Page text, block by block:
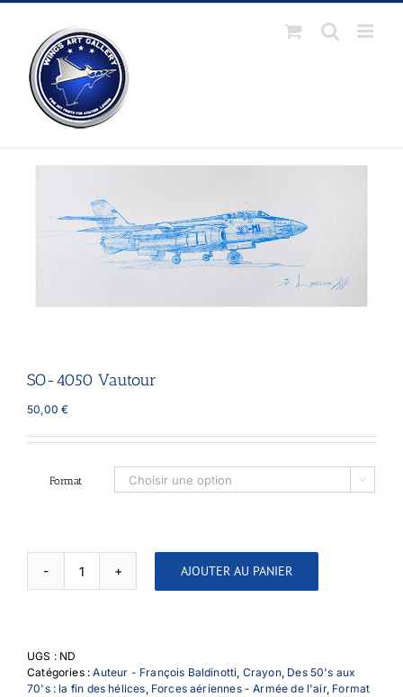
Passer
SO-4050 Vautour
50,00€
Format 
quantité
de
AJOUTER AU PANIER
UGS : ND
Catégories :Auteur - François Baldinotti, Crayon, Des 50's aux
70's : la fin des hélices, Forces aériennes - Armée de l'air, Format